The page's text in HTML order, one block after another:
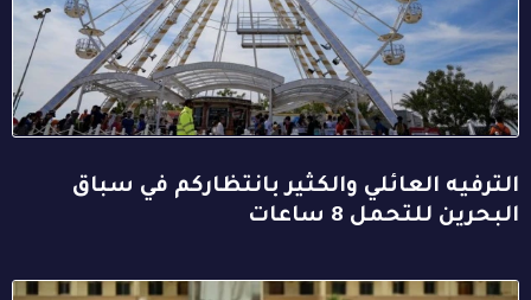
الترفيه العائلي والكثير بانتظاركم في سباق
البحرين للتحمل 8 ساعات